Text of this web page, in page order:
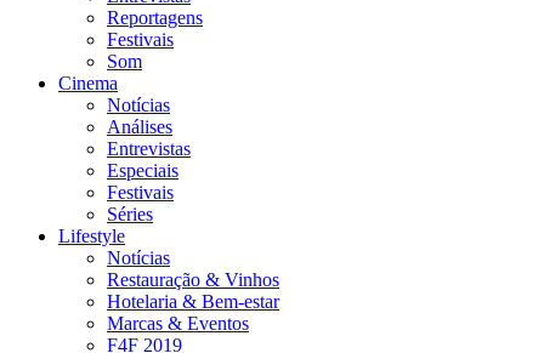
Reportagens
Festivais
Som
Cinema
Notícias
Análises
Entrevistas
Especiais
Festivais
Séries
Lifestyle
Notícias
Restauração & Vinhos
Hotelaria & Bem-estar
Marcas & Eventos
F4F 2019